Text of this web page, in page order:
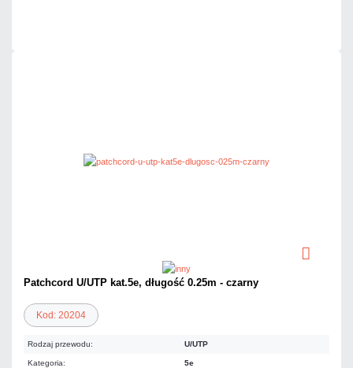
Patchcord U/UTP kat.5e, długość 0.25m - czarny
Kod: 20204
Rodzaj przewodu: U/UTP
Kategoria: 5e